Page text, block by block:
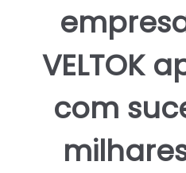
necessidades e obter um
VELTOK
com